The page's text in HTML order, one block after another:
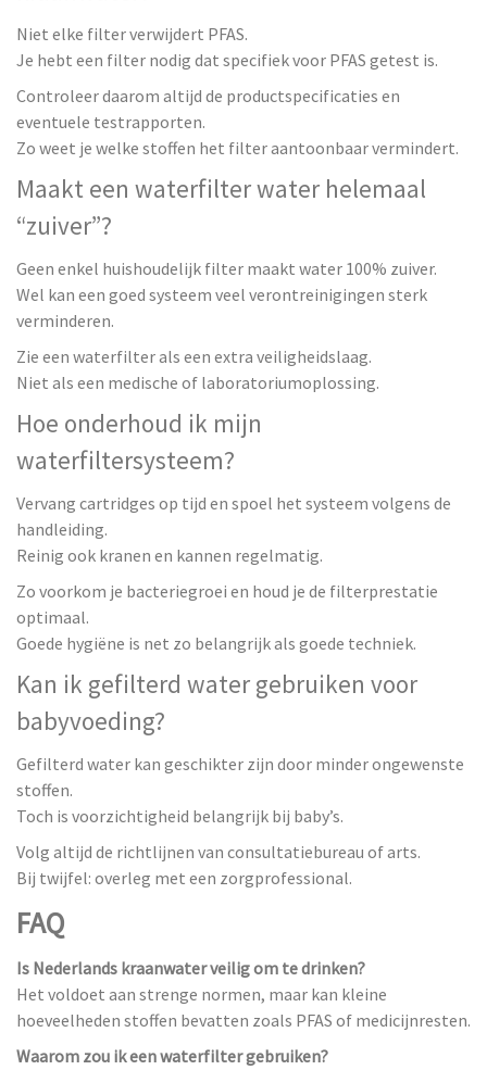
Niet elke filter verwijdert PFAS.
Je hebt een filter nodig dat specifiek voor PFAS getest is.
Controleer daarom altijd de productspecificaties en
eventuele testrapporten.
Zo weet je welke stoffen het filter aantoonbaar vermindert.
Maakt een waterfilter water helemaal
“zuiver”?
Geen enkel huishoudelijk filter maakt water 100% zuiver.
Wel kan een goed systeem veel verontreinigingen sterk
verminderen.
Zie een waterfilter als een extra veiligheidslaag.
Niet als een medische of laboratoriumoplossing.
Hoe onderhoud ik mijn
waterfiltersysteem?
Vervang cartridges op tijd en spoel het systeem volgens de
handleiding.
Reinig ook kranen en kannen regelmatig.
Zo voorkom je bacteriegroei en houd je de filterprestatie
optimaal.
Goede hygiëne is net zo belangrijk als goede techniek.
Kan ik gefilterd water gebruiken voor
babyvoeding?
Gefilterd water kan geschikter zijn door minder ongewenste
stoffen.
Toch is voorzichtigheid belangrijk bij baby’s.
Volg altijd de richtlijnen van consultatiebureau of arts.
Bij twijfel: overleg met een zorgprofessional.
FAQ
Is Nederlands kraanwater veilig om te drinken?
Het voldoet aan strenge normen, maar kan kleine
hoeveelheden stoffen bevatten zoals PFAS of medicijnresten.
Waarom zou ik een waterfilter gebruiken?